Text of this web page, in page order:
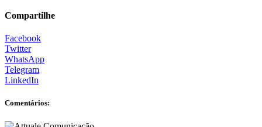
Compartilhe
Facebook
Twitter
WhatsApp
Telegram
LinkedIn
Comentários: